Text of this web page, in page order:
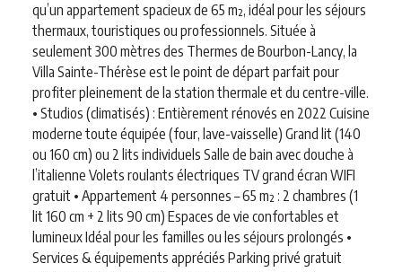
qu’un appartement spacieux de 65 m², idéal pour les séjours
thermaux, touristiques ou professionnels. Située à
seulement 300 mètres des Thermes de Bourbon-Lancy, la
Villa Sainte-Thérèse est le point de départ parfait pour
profiter pleinement de la station thermale et du centre-ville.
• Studios (climatisés) : Entièrement rénovés en 2022 Cuisine
moderne toute équipée (four, lave-vaisselle) Grand lit (140
ou 160 cm) ou 2 lits individuels Salle de bain avec douche à
l’italienne Volets roulants électriques TV grand écran WIFI
gratuit • Appartement 4 personnes – 65 m² : 2 chambres (1
lit 160 cm + 2 lits 90 cm) Espaces de vie confortables et
lumineux Idéal pour les familles ou les séjours prolongés •
Services & équipements appréciés Parking privé gratuit